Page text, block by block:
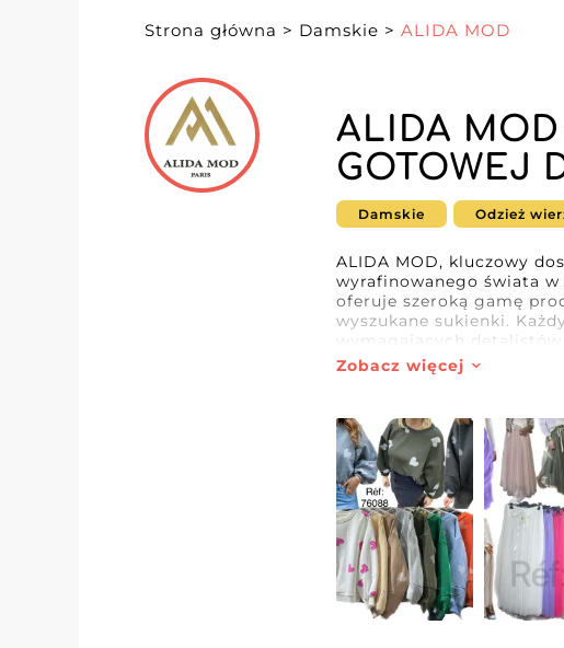
Strona główna > Damskie > ALIDA MOD
ALIDA
GOTOWEJ
Damskie Odzież
ALIDA MOD, kluczowy
wyrafinowanego świata
oferuje szeroką gamę
wyszukane sukienki.
wymagających
Profesjonaliści z branży
na niezawodną i szybką
hurtownika jako
Dzięki wykorzystaniu
przejrzyste zarządzanie
zamówień,
Wybierając ALIDA MOD,
jakość i wzorową
klientom produktów,
doskonałości i
oferty handlowej.
Zobacz więcej